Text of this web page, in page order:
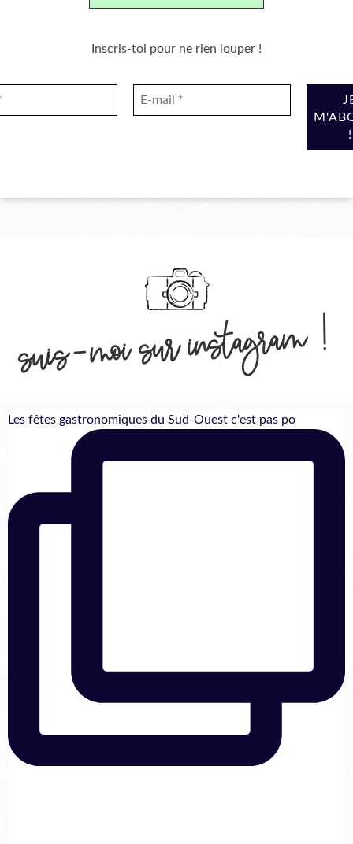
Inscris-toi pour ne rien louper !
suis-moi sur instagram !
Les fêtes gastronomiques du Sud-Ouest c'est pas po